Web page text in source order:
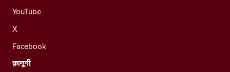
YouTube
X
Facebook
क़ानूनी